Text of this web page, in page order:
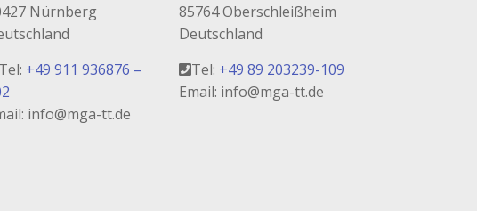
Nürnberg
Tel: +49 911 936876 –
info@mga-tt.de
85764 Oberschleißheim
Deutschland
Tel: +49 89 203239-109
Email: info@mga-tt.de